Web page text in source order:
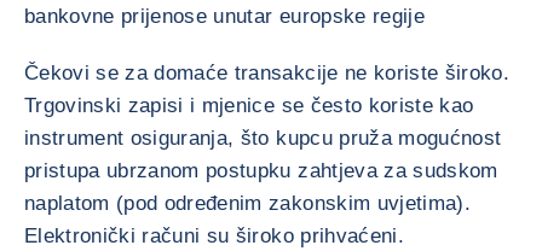
bankovne prijenose unutar europske regije
Čekovi se za domaće transakcije ne koriste široko.
Trgovinski zapisi i mjenice se često koriste kao
instrument osiguranja, što kupcu pruža mogućnost
pristupa ubrzanom postupku zahtjeva za sudskom
naplatom (pod određenim zakonskim uvjetima).
Elektronički računi su široko prihvaćeni.